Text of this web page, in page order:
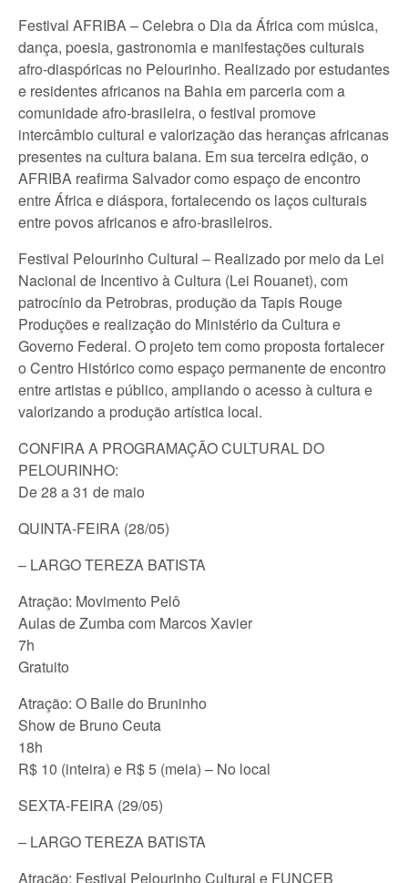
Festival AFRIBA – Celebra o Dia da África com música,
dança, poesia, gastronomia e manifestações culturais
afro-diaspóricas no Pelourinho. Realizado por estudantes
e residentes africanos na Bahia em parceria com a
comunidade afro-brasileira, o festival promove
intercâmbio cultural e valorização das heranças africanas
presentes na cultura baiana. Em sua terceira edição, o
AFRIBA reafirma Salvador como espaço de encontro
entre África e diáspora, fortalecendo os laços culturais
entre povos africanos e afro-brasileiros.
Festival Pelourinho Cultural – Realizado por meio da Lei
Nacional de Incentivo à Cultura (Lei Rouanet), com
patrocínio da Petrobras, produção da Tapis Rouge
Produções e realização do Ministério da Cultura e
Governo Federal. O projeto tem como proposta fortalecer
o Centro Histórico como espaço permanente de encontro
entre artistas e público, ampliando o acesso à cultura e
valorizando a produção artística local.
CONFIRA A PROGRAMAÇÃO CULTURAL DO
PELOURINHO:
De 28 a 31 de maio
QUINTA-FEIRA (28/05)
– LARGO TEREZA BATISTA
Atração: Movimento Pelô
Aulas de Zumba com Marcos Xavier
7h
Gratuito
Atração: O Baile do Bruninho
Show de Bruno Ceuta
18h
R$ 10 (inteira) e R$ 5 (meia) – No local
SEXTA-FEIRA (29/05)
– LARGO TEREZA BATISTA
Atração: Festival Pelourinho Cultural e FUNCEB